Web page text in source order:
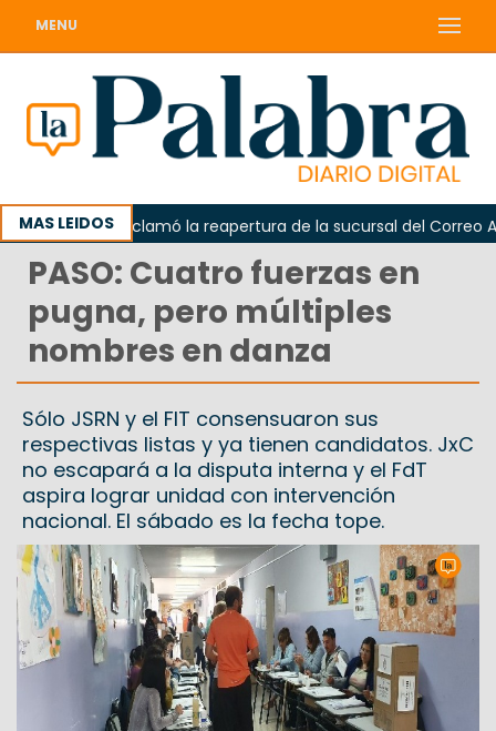
MENU
MAS LEIDOS
Odarda reclamó la reapertura de la sucursal del Correo
PASO: Cuatro fuerzas en
pugna, pero múltiples
nombres en danza
Sólo JSRN y el FIT consensuaron sus
respectivas listas y ya tienen candidatos. JxC
no escapará a la disputa interna y el FdT
aspira lograr unidad con intervención
nacional. El sábado es la fecha tope.